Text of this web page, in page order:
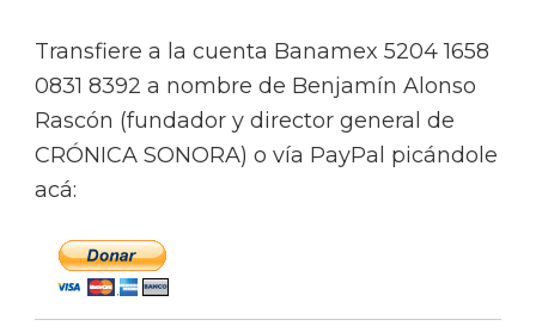
Transfiere a la cuenta Banamex 5204 1658
0831 8392 a nombre de Benjamín Alonso
Rascón (fundador y director general de
CRÓNICA SONORA) o vía PayPal picándole
acá: